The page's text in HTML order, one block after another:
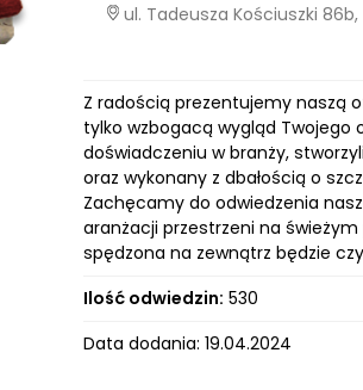
ul. Tadeusza Kościuszki
Z radością prezentujemy naszą
tylko wzbogacą wygląd Twojego
doświadczeniu w branży,
oraz wykonany z dbałością o
Zachęcamy do odwiedzenia
aranżacji przestrzeni na
spędzona na zewnątrz będzie
Ilość odwiedzin: 530
Data dodania: 19.04.2024